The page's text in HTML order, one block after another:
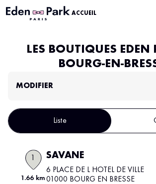
ACCUEIL
LES BOUTIQUES EDEN
BOURG-EN-
MODIFIER
Liste
1.66 km
SAVANE
6 PLACE DE L HOTEL DE VILLE
01000 BOURG EN BRESSE